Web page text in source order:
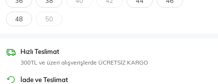
Eşofman Üstü
48 50
Hızlı Teslimat
300TL ve üzeri alışverişlerde ÜCRETSİZ KARGO
İade ve Teslimat